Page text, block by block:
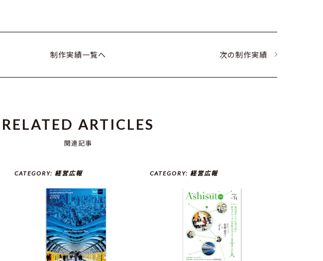
制作実績一覧へ 次の制作実績
RELATED ARTICLES
関連記事
CATEGORY:経営広報 CATEGORY:経営広報